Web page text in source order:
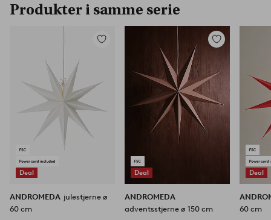
Produkter i samme serie
Deal
Legg
ANDROMEDA julestjerne ø
60 cm
Deal
Legg
favoritter
ANDROMEDA
adventsstjerne ø 150 cm
Deal
60 cm